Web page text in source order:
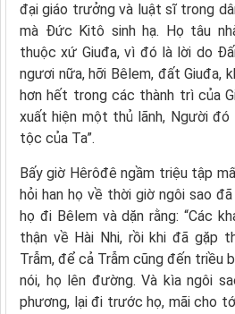
đại giáo trưởng và luật sĩ trong
mà Ðức Kitô sinh hạ. Họ tâu
thuộc xứ Giuđa, vì đó là lời do
ngươi nữa, hỡi Bêlem, đất Giuđa,
hơn hết trong các thành trì của
xuất hiện một thủ lãnh, Người đó
tộc của Ta”.
Bấy giờ Hêrôđê ngầm triệu tập
hỏi han họ về thời giờ ngôi sao
họ đi Bêlem và dặn rằng: “Các
thận về Hài Nhi, rồi khi đã gặp
Trẫm, để cả Trẫm cũng đến triều
nói, họ lên đường. Và kìa ngôi
phương, lại đi trước họ, mãi cho